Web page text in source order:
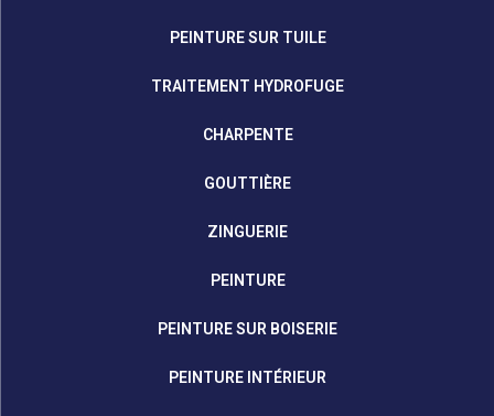
PEINTURE SUR TUILE
TRAITEMENT HYDROFUGE
CHARPENTE
GOUTTIÈRE
ZINGUERIE
PEINTURE
PEINTURE SUR BOISERIE
PEINTURE INTÉRIEUR